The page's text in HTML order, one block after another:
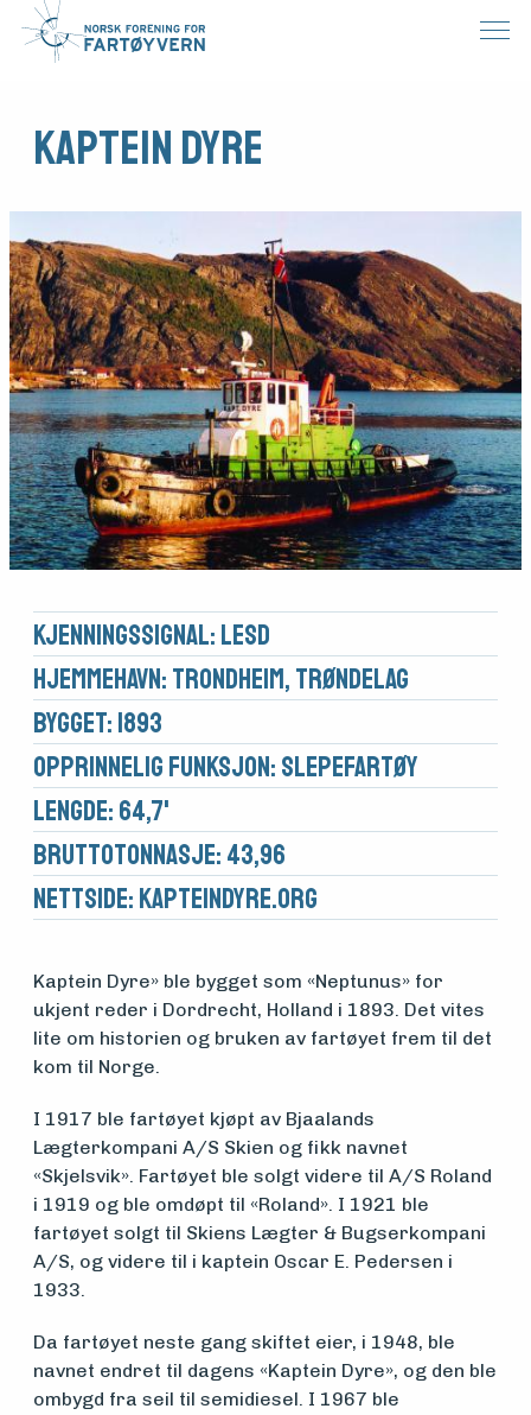
Medlemsfartøy
Søk
om
midler
Vern,
og drift
Kaptein Dyre
Kjennings­signal: LESD
Hjemmehavn: Trondheim, Trøndelag
Bygget: 1893
Opprinnelig funksjon: Slepefartøy
Lengde: 64,7'
Brutto­tonnasje: 43,96
Nettside: kapteindyre.org
Kaptein Dyre» ble bygget som «Neptunus» for
ukjent reder i Dordrecht, Holland i 1893. Det vites
lite om historien og bruken av fartøyet frem til det
kom til Norge.
I 1917 ble fartøyet kjøpt av Bjaalands
Lægterkompani A/S Skien og fikk navnet
«Skjelsvik». Fartøyet ble solgt videre til A/S Roland
i 1919 og ble omdøpt til «Roland». I 1921 ble
fartøyet solgt til Skiens Lægter & Bugserkompani
A/S, og videre til i kaptein Oscar E. Pedersen i
1933.
Da fartøyet neste gang skiftet eier, i 1948, ble
navnet endret til dagens «Kaptein Dyre», og den ble
ombygd fra seil til semidiesel. I 1967 ble